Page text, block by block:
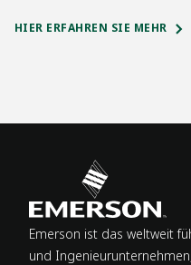
HIER ERFAHREN SIE MEHR
Emerson ist das weltweit
und